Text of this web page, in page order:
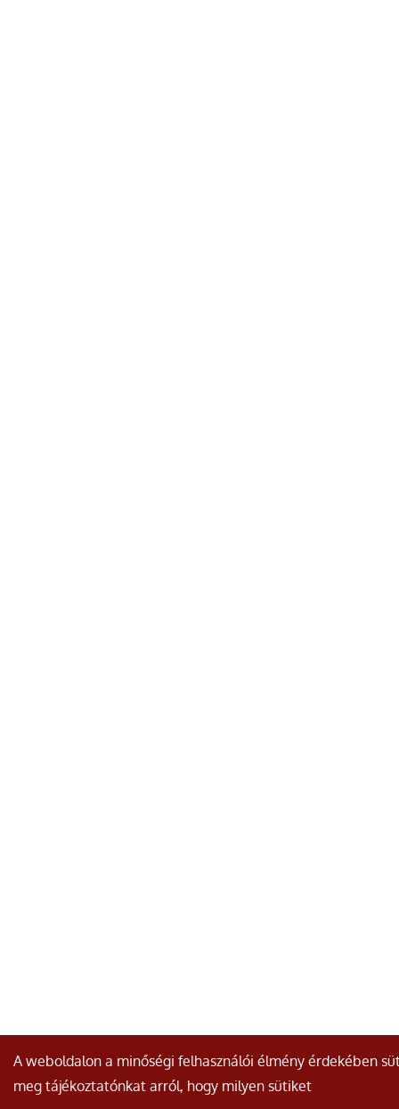
A weboldalon a minőségi felhasználói élmény érdekében
meg tájékoztatónkat arról, hogy milyen sütiket